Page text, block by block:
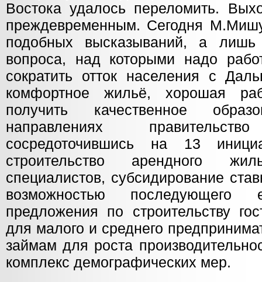
Востока удалось переломить.
преждевременным. Сегодня
подобных высказываний, а
вопроса, над которыми надо
сократить отток населения с
комфортное жильё, хорошая
получить качественное
направлениях
сосредоточившись на 13
строительство арендного
специалистов, субсидирование
возможностью
предложения по строительству
для малого и среднего
займам для роста
комплекс демографических мер.